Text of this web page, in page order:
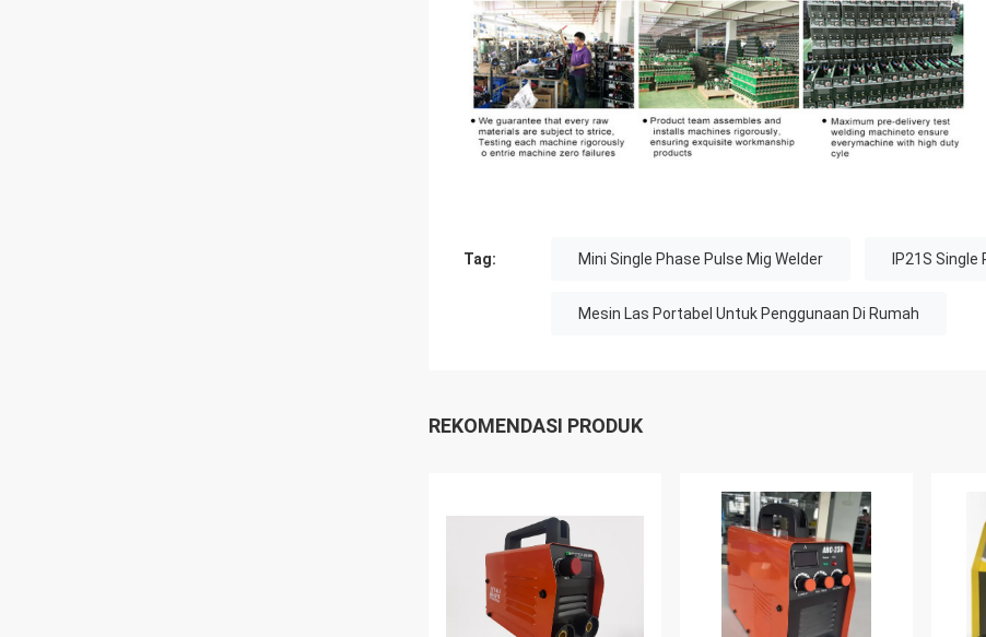
Tag: Mini Single Phase Pulse Mig Welder IP21S
Mesin Las Portabel Untuk Penggunaan Di Rumah
REKOMENDASI PRODUK